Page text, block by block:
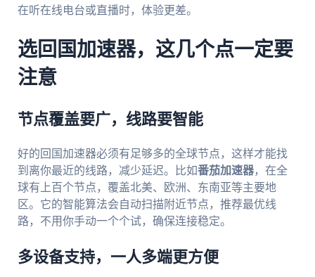
在听在线电台或直播时，体验更差。
选回国加速器，这几个点一定要
注意
节点覆盖要广，线路要智能
好的回国加速器必须有足够多的全球节点，这样才能找
到离你最近的线路，减少延迟。比如番茄加速器，在全
球有上百个节点，覆盖北美、欧洲、东南亚等主要地
区。它的智能算法会自动扫描附近节点，推荐最优线
路，不用你手动一个个试，确保连接稳定。
多设备支持，一人多端更方便